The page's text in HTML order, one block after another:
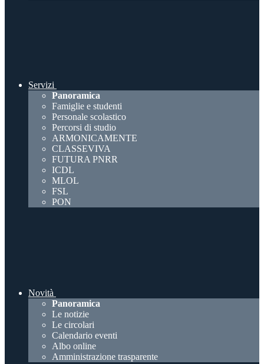
Servizi
Panoramica
Famiglie e studenti
Personale scolastico
Percorsi di studio
ARMONICAMENTE
CLASSEVIVA
FUTURA PNRR
ICDL
MLOL
FSL
PON
Novità
Panoramica
Le notizie
Le circolari
Calendario eventi
Albo online
Amministrazione trasparente